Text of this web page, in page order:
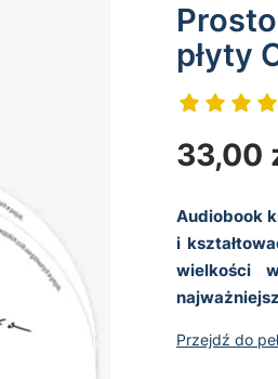
płyty
Cena
33,00
Audiobook
i
wielkości
Przejdź do